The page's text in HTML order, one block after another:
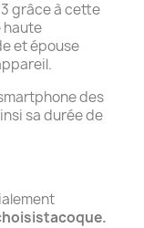
grâce à cette
haute
et épouse
des
sa durée de